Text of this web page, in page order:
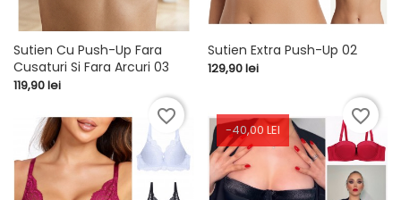
Sutien Cu Push-Up Fara
Cusaturi Si Fara Arcuri 03
Pret
119,90 lei
Sutien Extra Push-Up 02
Pret
129,90 lei
favorite_border
-40,00 LEI
favorite_border